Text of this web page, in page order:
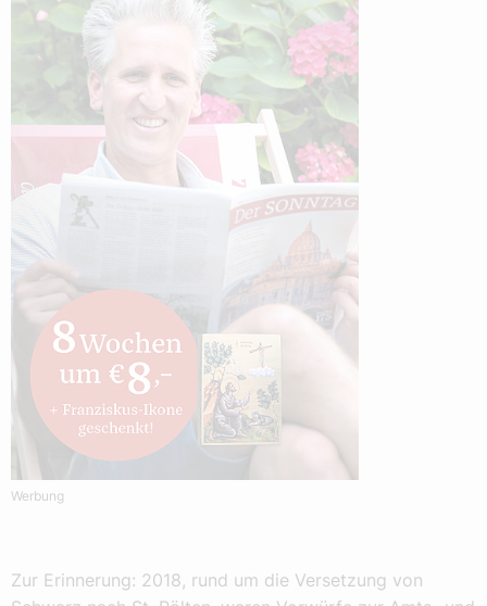
Werbung
Zur Erinnerung: 2018, rund um die Versetzung von